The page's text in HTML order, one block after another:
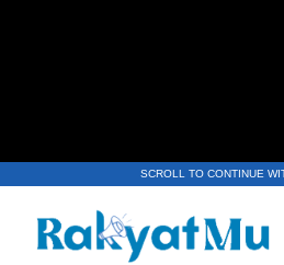
SCROLL TO CONTINUE